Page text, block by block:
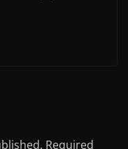
Required